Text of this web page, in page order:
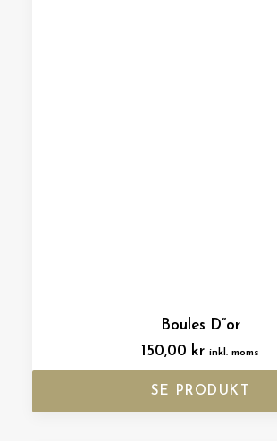
Boules D”or
150,00 kr inkl. moms
SE PRODUKT